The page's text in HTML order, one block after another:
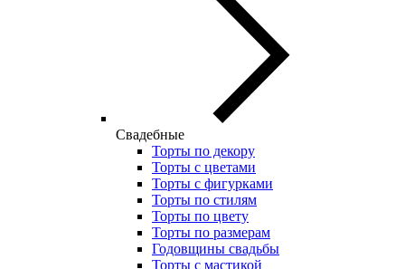
Свадебные
Торты по декору
Торты с цветами
Торты с фигурками
Торты по стилям
Торты по цвету
Торты по размерам
Годовщины свадьбы
Торты с мастикой